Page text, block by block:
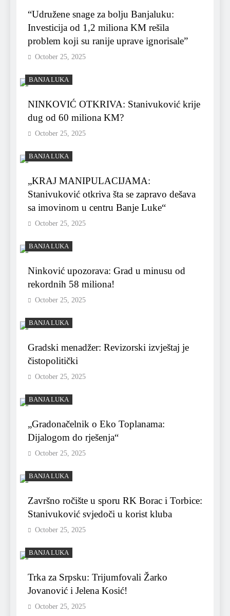
“Udružene snage za bolju Banjaluku:
Investicija od 1,2 miliona KM rešila
problem koji su ranije uprave ignorisale”
October 25, 2025
BANJA LUKA
NINKOVIĆ OTKRIVA: Stanivuković krije
dug od 60 miliona KM?
October 25, 2025
BANJA LUKA
„KRAJ MANIPULACIJAMA:
Stanivuković otkriva šta se zapravo dešava
sa imovinom u centru Banje Luke“
October 25, 2025
BANJA LUKA
Ninković upozorava: Grad u minusu od
rekordnih 58 miliona!
October 25, 2025
BANJA LUKA
Gradski menadžer: Revizorski izvještaj je
čistopolitički
October 25, 2025
BANJA LUKA
„Gradonačelnik o Eko Toplanama:
Dijalogom do rješenja“
October 25, 2025
BANJA LUKA
Završno ročište u sporu RK Borac i Torbice:
Stanivuković svjedoči u korist kluba
October 25, 2025
BANJA LUKA
Trka za Srpsku: Trijumfovali Žarko
Jovanović i Jelena Kosić!
October 25, 2025